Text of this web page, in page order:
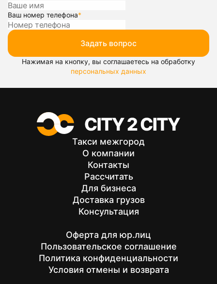
Ваш номер телефона*
Задать вопрос
Нажимая на кнопку, вы соглашаетесь на обработку
персональных данных
Такси межгород
О компании
Контакты
Рассчитать
Для бизнеса
Доставка грузов
Консультация
Оферта для юр.лиц
Пользовательское соглашение
Политика конфиденциальности
Условия отмены и возврата